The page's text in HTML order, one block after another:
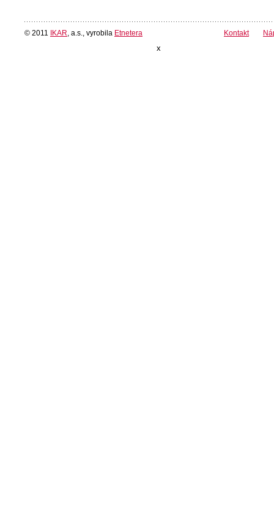
© 2011 IKAR , a.s., vyrobila Etnetera Kontakt
x